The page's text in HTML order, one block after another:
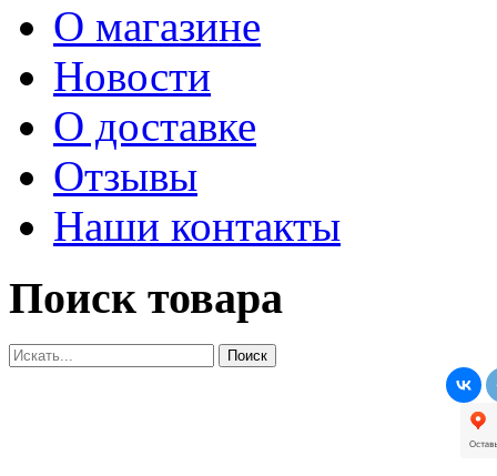
О магазине
Новости
О доставке
Отзывы
Наши контакты
Поиск товара